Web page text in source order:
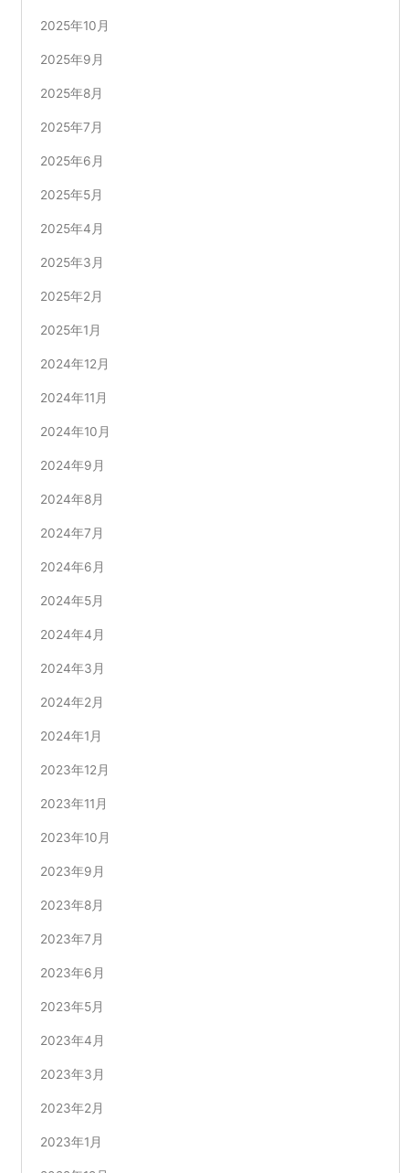
2025年10月
2025年9月
2025年8月
2025年7月
2025年6月
2025年5月
2025年4月
2025年3月
2025年2月
2025年1月
2024年12月
2024年11月
2024年10月
2024年9月
2024年8月
2024年7月
2024年6月
2024年5月
2024年4月
2024年3月
2024年2月
2024年1月
2023年12月
2023年11月
2023年10月
2023年9月
2023年8月
2023年7月
2023年6月
2023年5月
2023年4月
2023年3月
2023年2月
2023年1月